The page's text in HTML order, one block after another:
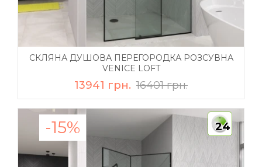
СКЛЯНА ДУШОВА ПЕРЕГОРОДКА РОЗСУВНА
VENICE LOFT
13941 грн. 16401 грн.
-15% 24